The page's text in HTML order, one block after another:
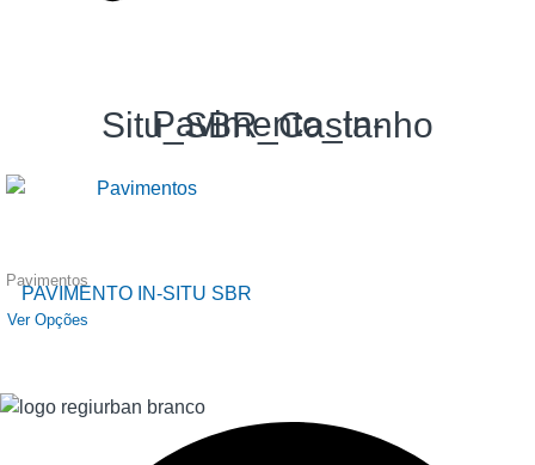
Pavimento_In-Situ_SBR_Castanho
Pavimentos
PAVIMENTO IN-SITU SBR
Ver Opções